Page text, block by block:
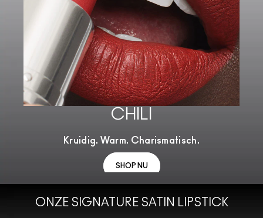
CHILI
Kruidig. Warm. Charismatisch.
SHOP NU
ONZE SIGNATURE SATIN LIPSTICK